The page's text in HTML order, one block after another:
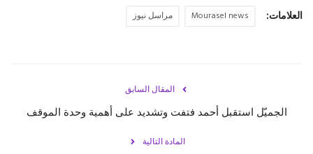
العلامات: Mourasel news مراسل نيوز
المقال السابق
الجميّل استقبل أحمد فتفت وتشديد على أهمية وحدة الموقف
المادة التالية